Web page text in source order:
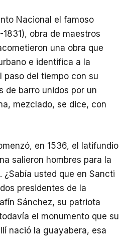
Nacional el famoso
1831), obra de maestros
una obra que
e identifica a la
paso del tiempo con su
de barro unidos por un
mezclado, se dice, con
en 1536, el latifundio
salieron hombres para la
¿Sabía usted que en Sancti
presidentes de la
Sánchez, su patriota
el monumento que su
nació la guayabera, esa